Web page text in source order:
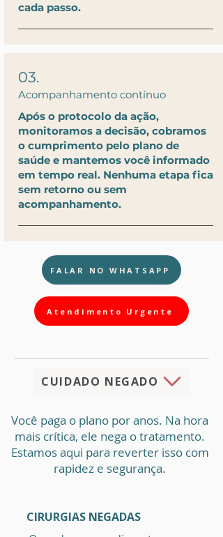
cada passo.
03.
Acompanhamento contínuo
Após o protocolo da ação,
monitoramos a decisão, cobramos
o cumprimento pelo plano de
saúde e mantemos você informado
em tempo real. Nenhuma etapa fica
sem retorno ou sem
acompanhamento.
FALAR NO WHATSAPP
Atendimento Urgente
CUIDADO NEGADO
Você paga o plano por anos. Na hora
mais crítica, ele nega o tratamento.
Estamos aqui para reverter isso com
rapidez e segurança.
CIRURGIAS NEGADAS